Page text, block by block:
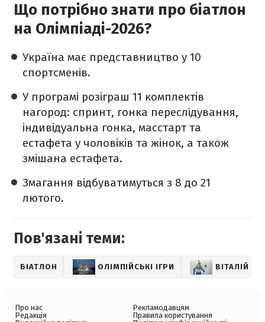
Що потрібно знати про біатлон
на Олімпіаді-2026?
Україна має представництво у 10
спортсменів.
У програмі розіграш 11 комплектів
нагород: спринт, гонка переслідування,
індивідуальна гонка, масстарт та
естафета у чоловіків та жінок, а також
змішана естафета.
Змагання відбуватимуться з 8 до 21
лютого.
Пов'язані теми:
БІАТЛОН ОЛІМПІЙСЬКІ ІГРИ ВІТАЛІЙ
Про нас
Редакція
Рекламодавцям
Правила користування